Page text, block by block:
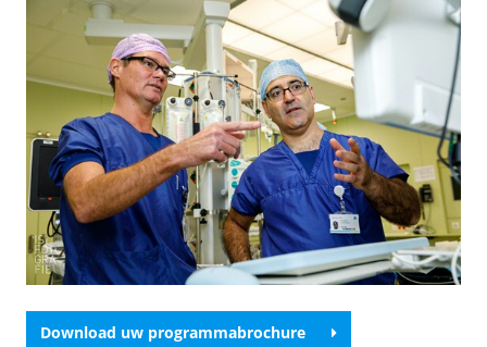
Download uw programmabrochure